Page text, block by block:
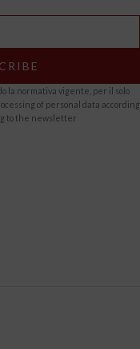
la normativa vigente, per il solo
of personal data according
to the newsletter